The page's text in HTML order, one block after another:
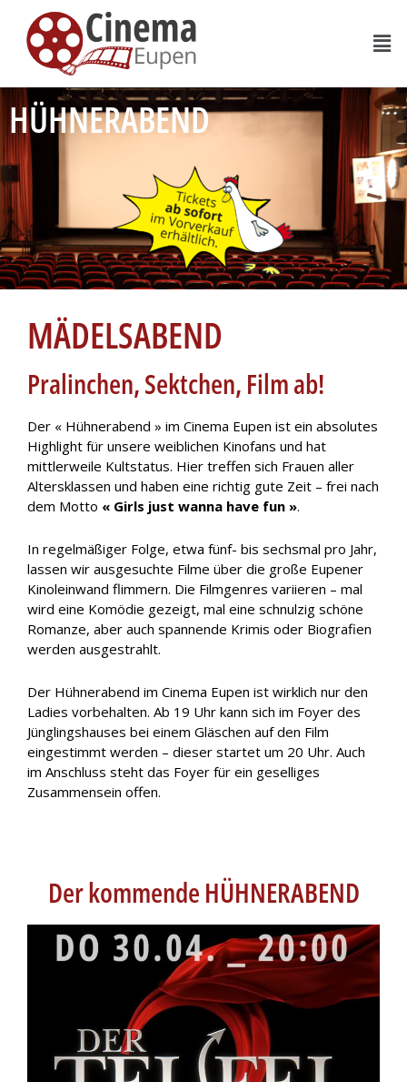
HÜHNERABEND
MÄDELSABEND
Pralinchen, Sektchen, Film ab!
Der « Hühnerabend » im Cinema Eupen ist ein absolutes
Highlight für unsere weiblichen Kinofans und hat
mittlerweile Kultstatus. Hier treffen sich Frauen aller
Altersklassen und haben eine richtig gute Zeit – frei nach
dem Motto « Girls just wanna have fun ».
In regelmäßiger Folge, etwa fünf- bis sechsmal pro Jahr,
lassen wir ausgesuchte Filme über die große Eupener
Kinoleinwand flimmern. Die Filmgenres variieren – mal
wird eine Komödie gezeigt, mal eine schnulzig schöne
Romanze, aber auch spannende Krimis oder Biografien
werden ausgestrahlt.
Der Hühnerabend im Cinema Eupen ist wirklich nur den
Ladies vorbehalten. Ab 19 Uhr kann sich im Foyer des
Jünglingshauses bei einem Gläschen auf den Film
eingestimmt werden – dieser startet um 20 Uhr. Auch
im Anschluss steht das Foyer für ein geselliges
Zusammensein offen.
Der kommende HÜHNERABEND